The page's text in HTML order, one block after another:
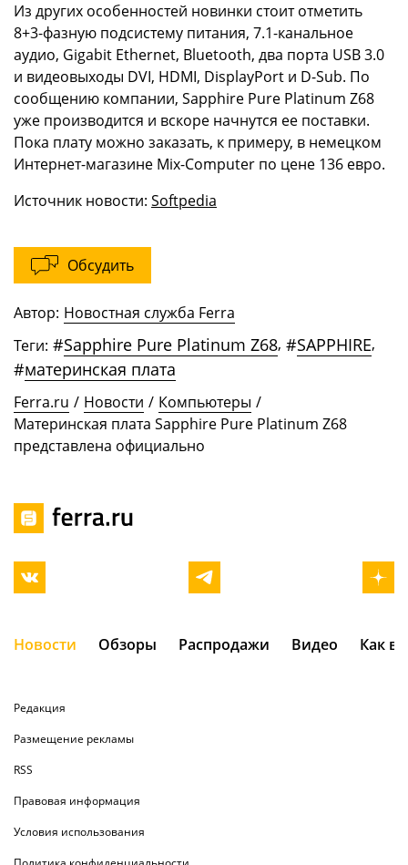
Из других особенностей новинки стоит отметить
8+3-фазную подсистему питания, 7.1-канальное
аудио, Gigabit Ethernet, Bluetooth, два порта USB 3.0
и видеовыходы DVI, HDMI, DisplayPort и D-Sub. По
сообщению компании, Sapphire Pure Platinum Z68
уже производится и вскоре начнутся ее поставки.
Пока плату можно заказать, к примеру, в немецком
Интернет-магазине Mix-Computer по цене 136 евро.
Источник новости: Softpedia
Обсудить
Автор: Новостная служба Ferra
Теги: #Sapphire Pure Platinum Z68, #SAPPHIRE,
#материнская плата
Ferra.ru / Новости / Компьютеры /
Материнская плата Sapphire Pure Platinum Z68
представлена официально
Новости Обзоры Распродажи Видео Как
Редакция
Размещение рекламы
RSS
Правовая информация
Условия использования